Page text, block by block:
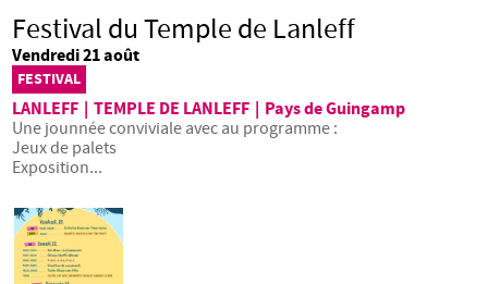
Festival du Temple de Lanleff
Vendredi 21 août
FESTIVAL
LANLEFF TEMPLE DE LANLEFF
Pays de Guingamp
Une jounnée conviviale avec au programme :
Jeux de palets
Exposition...